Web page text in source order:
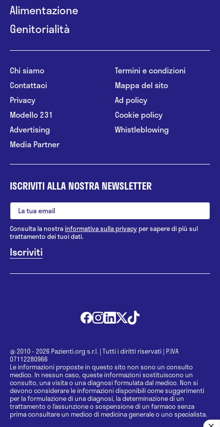
Alimentazione
Genitorialità
Chi siamo
Contattaci
Privacy
Modello 231
Advertising
Media Partner
Termini e condizioni
Mappa del sito
Ad policy
Cookie policy
Whistleblowing
ISCRIVITI ALLA NOSTRA NEWSLETTER
Consulta la nostrainformativa sulla privacy per sapere di più sul
trattamento dei tuoi dati.
@ 2010 - 2026 Pazienti.org s.r.l. | Tutti i diritti riservati | P.IVA
07112280966
Le informazioni proposte in questo sito non sono un consulto
medico. In nessun caso, queste informazioni sostituiscono un
consulto, una visita o una diagnosi formulata dal medico. Non si
devono considerare le informazioni disponibili come suggerimenti
per la formulazione di una diagnosi, la determinazione di un
trattamento o l’assunzione o sospensione di un farmaco senza
prima consultare un medico di medicina generale o uno specialista.